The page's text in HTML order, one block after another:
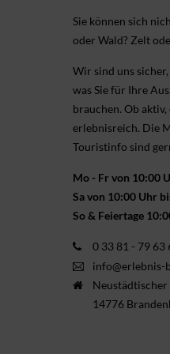
Sie können sich
oder Wald? Zelt
Wir sind uns
was Sie für Ihre
brauchen. Ob
erlebnis­reich. Die
Touristinfo sind
Mo - Fr von 10:00
Sa von 10:00 Uhr
So & Feiertage
0 33 81 - 79 63
info@erlebnis-
14776